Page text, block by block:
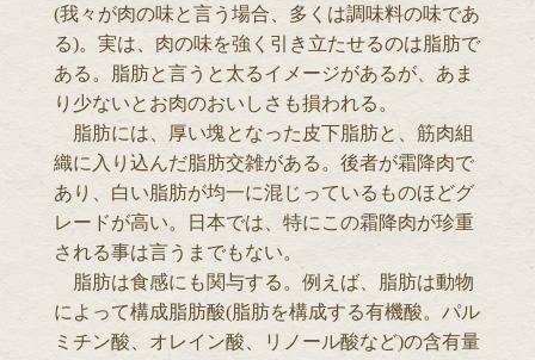
(我々が肉の味と言う場合、多くは調味料の味であ
る)。実は、肉の味を強く引き立たせるのは脂肪で
ある。脂肪と言うと太るイメージがあるが、あま
り少ないとお肉のおいしさも損われる。
脂肪には、厚い塊となった皮下脂肪と、筋肉組
織に入り込んだ脂肪交雑がある。後者が霜降肉で
あり、白い脂肪が均一に混じっているものほどグ
レードが高い。日本では、特にこの霜降肉が珍重
される事は言うまでもない。
脂肪は食感にも関与する。例えば、脂肪は動物
によって構成脂肪酸(脂肪を構成する有機酸。パル
ミチン酸、オレイン酸、リノール酸など)の含有量